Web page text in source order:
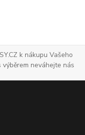
k nákupu Vašeho
neváhejte nás